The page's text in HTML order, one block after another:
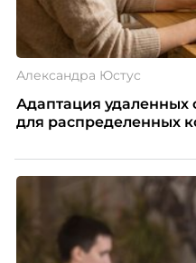
Александра Юстус
Адаптация удаленных
для распределенных